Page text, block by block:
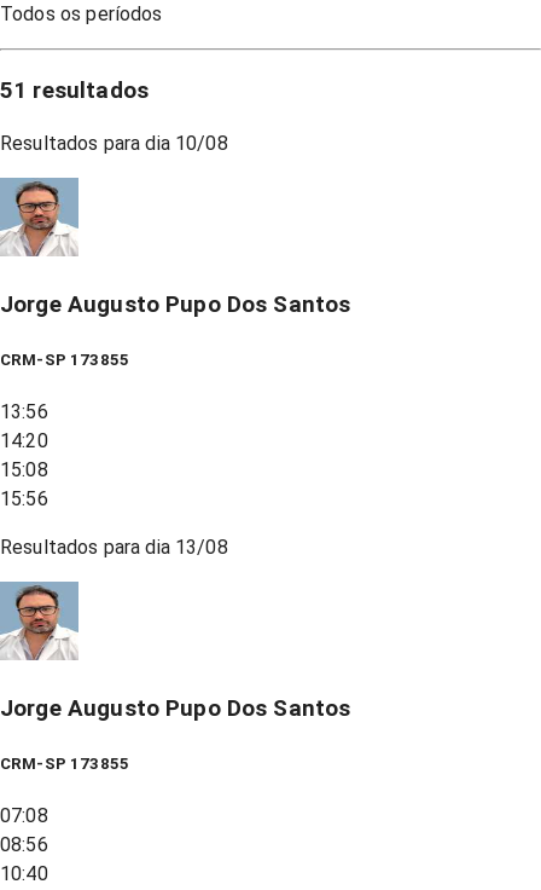
Todos os períodos
51 resultados
Resultados para dia 10/08
Jorge Augusto Pupo Dos Santos
CRM-SP 173855
13:56
14:20
15:08
15:56
Resultados para dia 13/08
Jorge Augusto Pupo Dos Santos
CRM-SP 173855
07:08
08:56
10:40